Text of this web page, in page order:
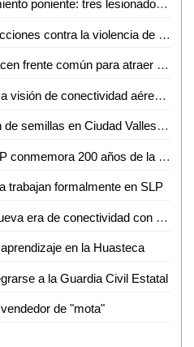
Aparatoso choque en libramiento poniente: tres lesionados, dos de ellos graves
Gobierno estatal fortalece acciones contra la violencia de género
Empresarios y Gobierno hacen frente común para atraer nuevas empresas a SLP
Reconoce Canaco Huasteca visión de conectividad aérea de Gallardo para SLP
Anuncian ritual de bendición de semillas en Ciudad Valles para el 24 de junio
Facultad de Derecho UASLP conmemora 200 años de la primera Cátedra Prima de Leyes
trabajan formalmente en SLP
Ricardo Gallardo impulsa nueva era de conectividad con ampliación de rutas de Volaris
en la Huasteca
a la Guardia Civil Estatal
de "mota"